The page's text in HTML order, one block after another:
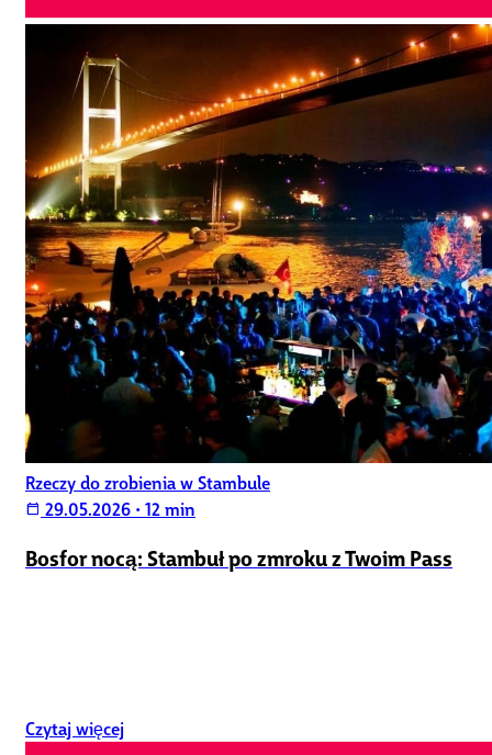
Rzeczy do zrobienia w Stambule
calendar_today 29.05.2026 • 12 min
Bosfor nocą: Stambuł po zmroku z Twoim Pass
Czytaj więcej